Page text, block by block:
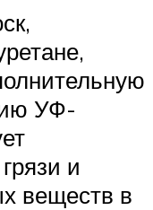
УФ-
и
веществ в